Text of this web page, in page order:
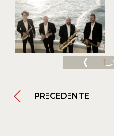
1
PRECEDENTE